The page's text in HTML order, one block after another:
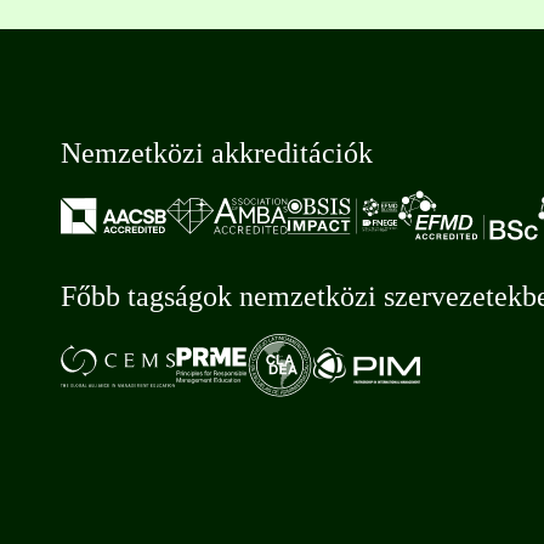
Nemzetközi akkreditációk
Főbb tagságok nemzetközi